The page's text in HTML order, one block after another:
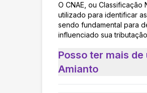
O CNAE, ou
utilizado para identificar
sendo fundamental para
influenciado sua
Posso ter mais de
Amianto